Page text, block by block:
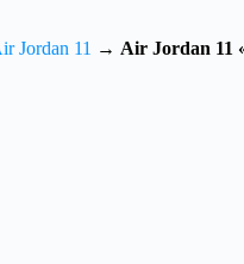
Jordan 11 → Air Jordan 11